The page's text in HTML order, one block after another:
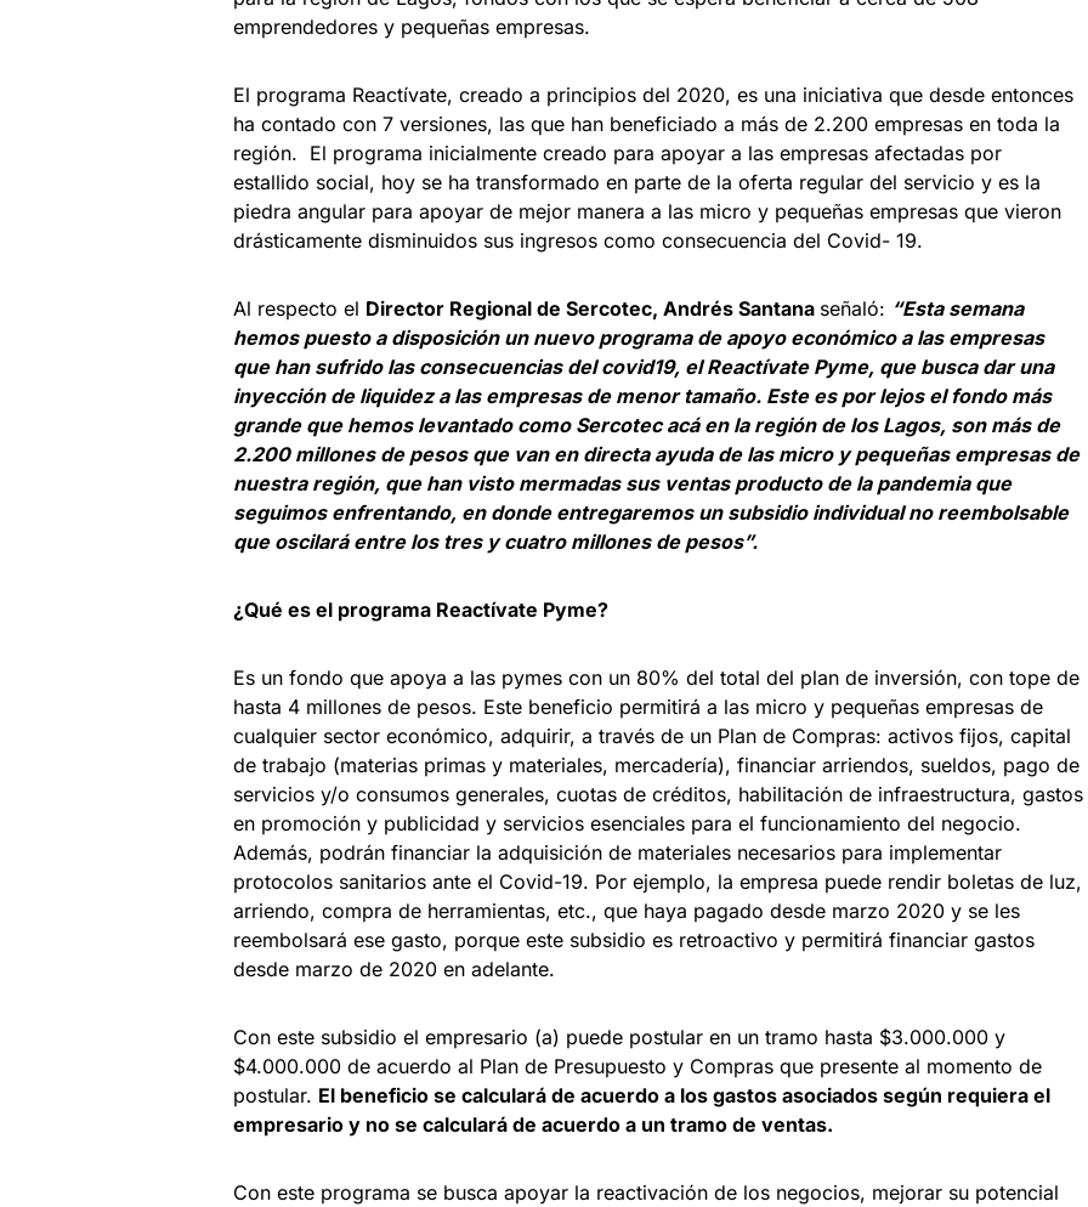
emprendedores y pequeñas empresas.
El programa Reactívate, creado a principios del 2020, es una iniciativa que desde entonces
ha contado con 7 versiones, las que han beneficiado a más de 2.200 empresas en toda la
región. El programa inicialmente creado para apoyar a las empresas afectadas por
estallido social, hoy se ha transformado en parte de la oferta regular del servicio y es la
piedra angular para apoyar de mejor manera a las micro y pequeñas empresas que vieron
drásticamente disminuidos sus ingresos como consecuencia del Covid- 19.
Al respecto el Director Regional de Sercotec, Andrés Santana señaló: “Esta semana
hemos puesto a disposición un nuevo programa de apoyo económico a las empresas
que han sufrido las consecuencias del covid19, el Reactívate Pyme, que busca dar una
inyección de liquidez a las empresas de menor tamaño. Este es por lejos el fondo más
grande que hemos levantado como Sercotec acá en la región de los Lagos, son más de
2.200 millones de pesos que van en directa ayuda de las micro y pequeñas empresas de
nuestra región, que han visto mermadas sus ventas producto de la pandemia que
seguimos enfrentando, en donde entregaremos un subsidio individual no reembolsable
que oscilará entre los tres y cuatro millones de pesos”.
¿Qué es el programa Reactívate Pyme?
Es un fondo que apoya a las pymes con un 80% del total del plan de inversión, con tope de
hasta 4 millones de pesos. Este beneficio permitirá a las micro y pequeñas empresas de
cualquier sector económico, adquirir, a través de un Plan de Compras: activos fijos, capital
de trabajo (materias primas y materiales, mercadería), financiar arriendos, sueldos, pago de
servicios y/o consumos generales, cuotas de créditos, habilitación de infraestructura, gastos
en promoción y publicidad y servicios esenciales para el funcionamiento del negocio.
Además, podrán financiar la adquisición de materiales necesarios para implementar
protocolos sanitarios ante el Covid-19. Por ejemplo, la empresa puede rendir boletas de luz,
arriendo, compra de herramientas, etc., que haya pagado desde marzo 2020 y se les
reembolsará ese gasto, porque este subsidio es retroactivo y permitirá financiar gastos
desde marzo de 2020 en adelante.
Con este subsidio el empresario (a) puede postular en un tramo hasta $3.000.000 y
$4.000.000 de acuerdo al Plan de Presupuesto y Compras que presente al momento de
postular. El beneficio se calculará de acuerdo a los gastos asociados según requiera el
empresario y no se calculará de acuerdo a un tramo de ventas.
Con este programa se busca apoyar la reactivación de los negocios, mejorar su potencial